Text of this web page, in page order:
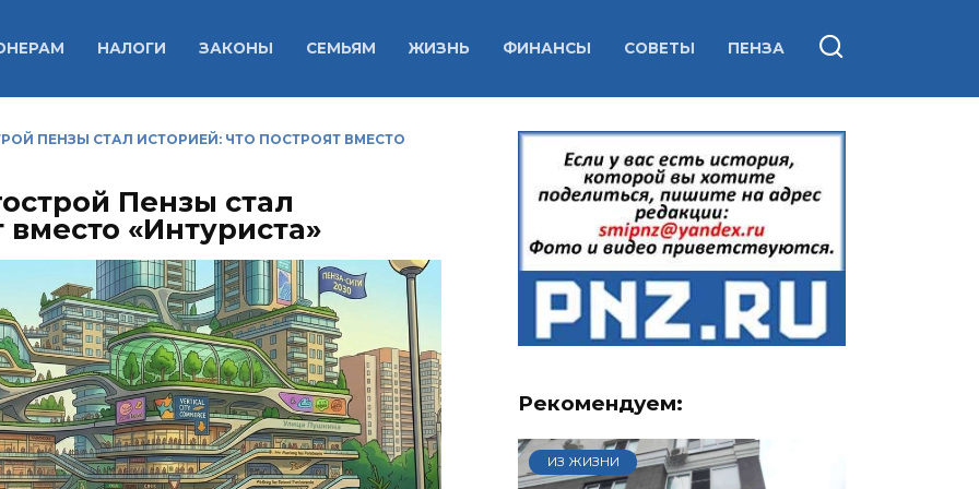
НАЛОГИ ЗАКОНЫ СЕМЬЯМ ЖИЗНЬ ФИНАНСЫ СОВЕТЫ ПЕНЗА
ПЕНЗЫ СТАЛ ИСТОРИЕЙ: ЧТО ПОСТРОЯТ ВМЕСТО
Пензы стал
вместо «Интуриста»
Рекомендуем:
ИЗ ЖИЗНИ